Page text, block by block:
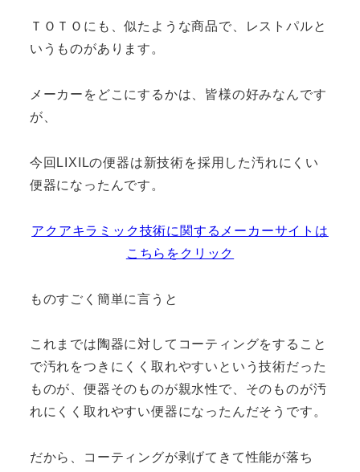
ＴＯＴＯにも、似たような商品で、レストパルと
いうものがあります。
メーカーをどこにするかは、皆様の好みなんです
が、
今回LIXILの便器は新技術を採用した汚れにくい
便器になったんです。
アクアキラミック技術に関するメーカーサイトは
こちらをクリック
ものすごく簡単に言うと
これまでは陶器に対してコーティングをすること
で汚れをつきにくく取れやすいという技術だった
ものが、便器そのものが親水性で、そのものが汚
れにくく取れやすい便器になったんだそうです。
だから、コーティングが剥げてきて性能が落ち